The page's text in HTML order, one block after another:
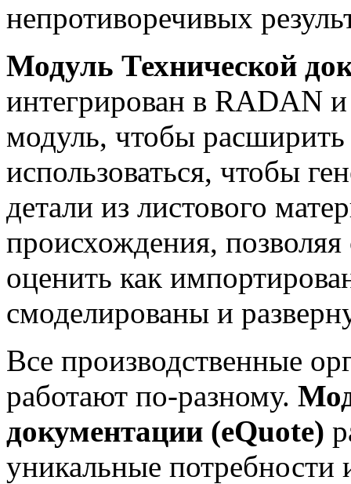
непротиворечивых
Модуль Технической
интегрирован в RADAN
модуль, чтобы
использоваться, чтобы
детали из листового
происхождения,
оценить как
смоделированы и
Все производственные
работают по-разному.
документации (eQuote)
уникальные потребности